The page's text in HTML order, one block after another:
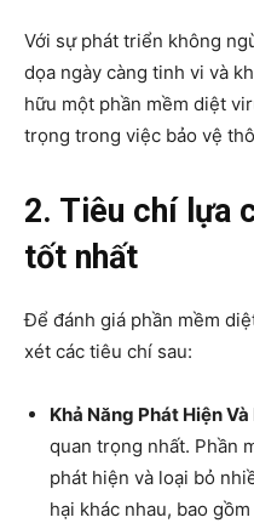
Với sự phát triển không
dọa ngày càng tinh vi và
hữu một phần mềm diệt
trọng trong việc bảo vệ
2. Tiêu chí lựa
tốt nhất
Để đánh giá phần mềm
xét các tiêu chí sau:
Khả Năng Phát Hiện
quan trọng nhất. Phần
phát hiện và loại bỏ
hại khác nhau, bao